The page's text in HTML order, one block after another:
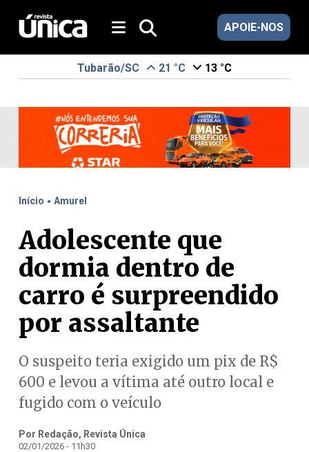
APOIE-NOS
Tubarão/SC 21 °C 13 °C
Início . Amurel
Adolescente que
dormia dentro de
carro é surpreendido
por assaltante
O suspeito teria exigido um pix de R$
600 e levou a vítima até outro local e
fugido com o veículo
Por Redação, Revista Única
02/01/2026 - 11h30